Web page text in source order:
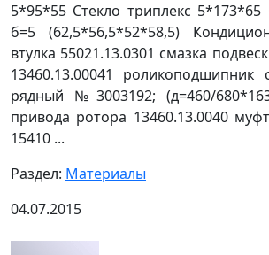
5*95*55 Стекло триплекс 5*173*65
б=5 (62,5*56,5*52*58,5)
втулка 55021.13.0301 смазка
13460.13.00041 роликоподшипник
рядный №3003192; (д=460/
привода ротора 13460.13.0040
15410 ...
Раздел: Материалы
04.07.2015